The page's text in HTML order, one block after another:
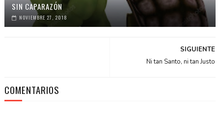
SIN CAPARAZÓN
NOVIEMBRE 27, 2018
SIGUIENTE
Ni tan Santo, ni tan Justo
COMENTARIOS